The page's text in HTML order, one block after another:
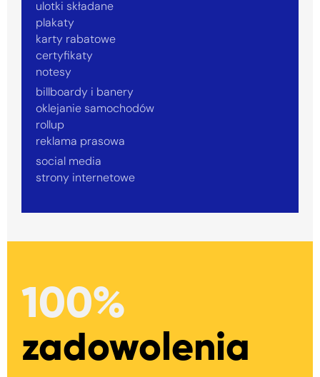
ulotki składane
plakaty
karty rabatowe
certyfikaty
notesy
billboardy i banery
oklejanie samochodów
rollup
reklama prasowa
social media
strony internetowe
100%
zadowolenia